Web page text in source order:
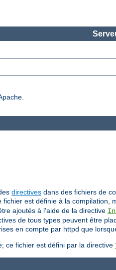
directives dans des fichiers de
fichier est définie à la
ajoutés à l'aide de la directive
de tous types peuvent être
en compte par httpd que
ce fichier est défini par la directive